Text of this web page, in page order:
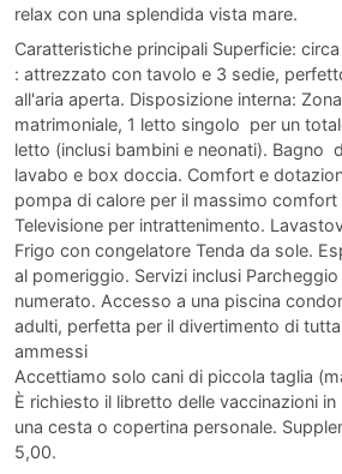
relax con una splendida vista mare.
Caratteristiche principali Superficie:
: attrezzato con tavolo e 3 sedie,
all'aria aperta. Disposizione interna:
matrimoniale, 1 letto singolo per un
letto (inclusi bambini e neonati). Bagno
lavabo e box doccia. Comfort e
pompa di calore per il massimo comfort
Televisione per intrattenimento.
Frigo con congelatore Tenda da sole.
al pomeriggio. Servizi inclusi
numerato. Accesso a una piscina
adulti, perfetta per il divertimento di
ammessi
Accettiamo solo cani di piccola taglia
È richiesto il libretto delle vaccinazioni in
una cesta o copertina personale.
5,00.